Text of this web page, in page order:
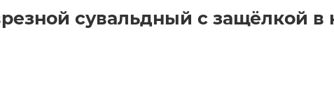
сувальдный с защёлкой в